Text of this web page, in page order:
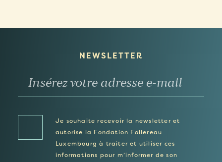
NEWSLETTER
Je souhaite recevoir la newsletter et
autorise la Fondation Follereau
Luxembourg à traiter et utiliser ces
informations pour m’informer de son